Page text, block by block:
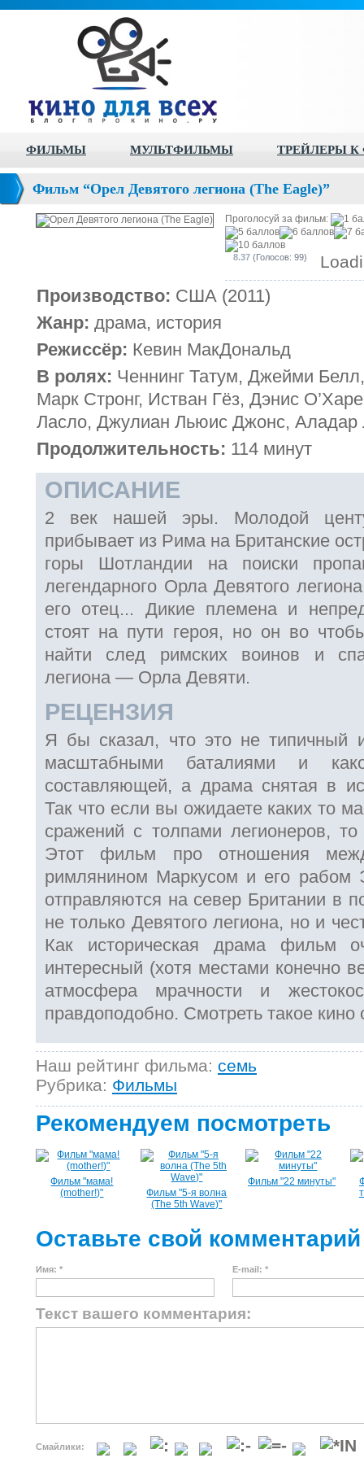
ФИЛЬМЫ МУЛЬТФИЛЬМЫ ТРЕЙЛЕРЫ
Фильм “Орел Девятого легиона (The Eagle)”
Проголосуй за фильм:
8.37 (Голосов: 99)
Производство: США (2011)
Жанр: драма, история
Режиссёр: Кевин МакДональд
В ролях: Ченнинг Татум, Джейми
Марк Стронг, Истван Гёз, Дэнис
Ласло, Джулиан Льюис Джонс, Аладар
Продолжительность: 114 минут
ОПИСАНИЕ
2 век нашей эры. Молодой
прибывает из Рима на Британские
горы Шотландии на поиски
легендарного Орла Девятого
его отец... Дикие племена и
стоят на пути героя, но он во
найти след римских воинов и
легиона — Орла Девяти.
РЕЦЕНЗИЯ
Я бы сказал, что это не типичный
масштабными баталиями и
составляющей, а драма снятая в
Так что если вы ожидаете каких то
сражений с толпами легионеров,
Этот фильм про отношения
римлянином Маркусом и его рабом
отправляются на север Британии в
не только Девятого легиона, но и
Как историческая драма фильм
интересный (хотя местами конечно
атмосфера мрачности и
правдоподобно. Смотреть такое кино
Наш рейтинг фильма: семь
Рубрика: Фильмы
Рекомендуем посмотреть
Фильм "мама!
(mother!)"
Фильм "5-я волна
(The 5th Wave)"
Фильм "22 минуты"
Оставьте свой комментарий
Имя: * E-mail: *
Текст вашего комментария:
Смайлики: